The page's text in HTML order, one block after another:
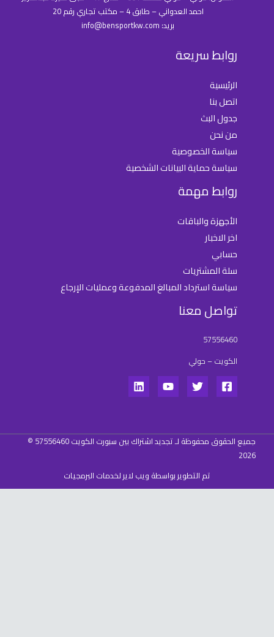
احمد العدواني – طابق 4 – مكتب تجاري رقم 20
روابط سريعة
الرئيسية
اتصل بنا
جدول البث
من نحن
سياسة الخصوصية
سياسة حماية البيانات الشخصية
روابط مهمة
الأجهزة والباقات
اخر الاخبار
حسابي
سلة المشتريات
سياسة استرداد المبالغ المدفوعة وعمليات الإرجاع
تواصل معنا
57556460
الكويت – حولي
جميع الحقوق محفوظة لـ تجديد اشتراك بين سبورت الكويت 57556460 ©
2026
تم التطوير بواسطة ويب لاير لخدمات البرمجيات